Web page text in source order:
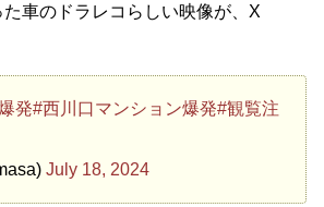
車のドラレコらしい映像が、X
発#西川口マンション爆発#観覧注
July 18, 2024